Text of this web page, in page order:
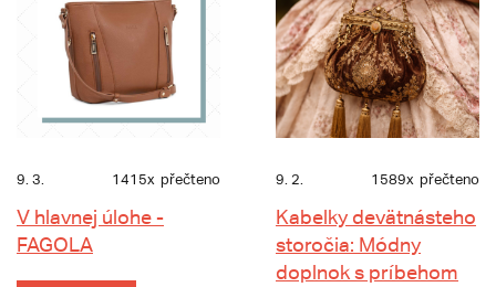
9. 3. 1415x přečteno
V hlavnej úlohe -
FAGOLA
9. 2. 1589x přečteno
Kabelky devätnásteho
storočia: Módny
doplnok s príbehom